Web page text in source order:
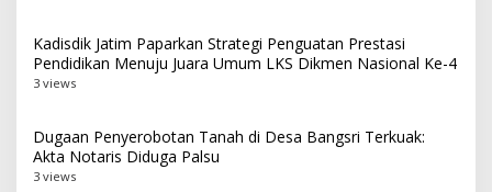
Kadisdik Jatim Paparkan Strategi Penguatan Prestasi
Pendidikan Menuju Juara Umum LKS Dikmen Nasional Ke-4
3 views
Dugaan Penyerobotan Tanah di Desa Bangsri Terkuak:
Akta Notaris Diduga Palsu
3 views